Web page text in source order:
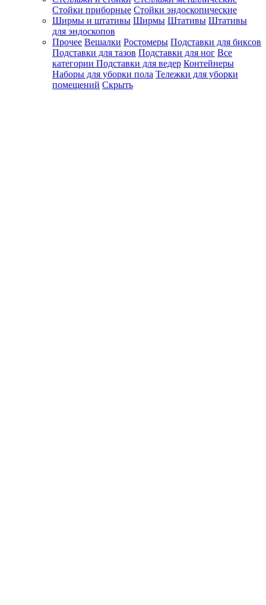
Стойки приборные Стойки эндоскопические
Ширмы и штативы Ширмы Штативы Штативы
для эндоскопов
Прочее Вешалки Ростомеры Подставки для биксов
Подставки для тазов Подставки для ног Все
категории Подставки для ведер Контейнеры
Наборы для уборки пола Тележки для уборки
помещений Скрыть